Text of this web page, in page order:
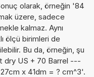
olarak, örneğin '84
üzere, sadece
kalmaz. Aynı
ölçü birimleri de
Bu da, örneğin, şu
dry US + 70 Barrel ---
x 41dm = ? cm^3'.